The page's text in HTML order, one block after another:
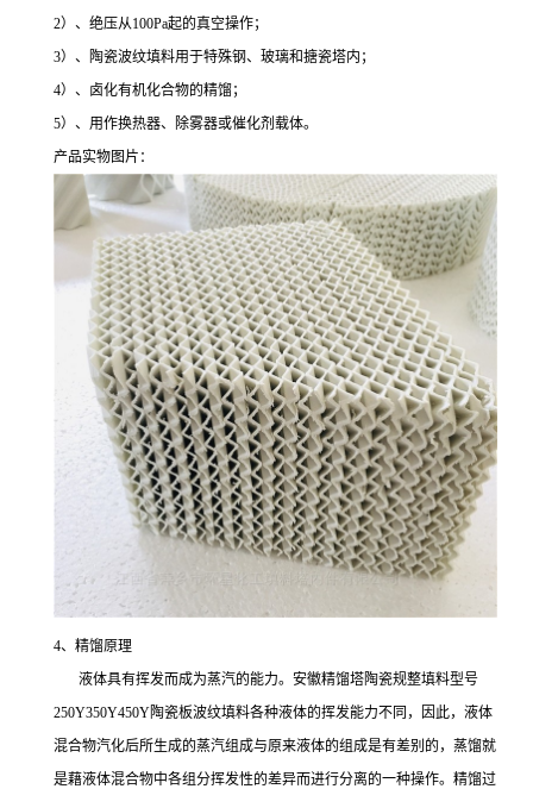
2）、绝压从100Pa起的真空操作；
3）、陶瓷波纹填料用于特殊钢、玻璃和搪瓷塔内；
4）、卤化有机化合物的精馏；
5）、用作换热器、除雾器或催化剂载体。
产品实物图片：
4、精馏原理
液体具有挥发而成为蒸汽的能力。安徽精馏塔陶瓷规整填料型号
250Y350Y450Y陶瓷板波纹填料各种液体的挥发能力不同，因此，液体
混合物汽化后所生成的蒸汽组成与原来液体的组成是有差别的，蒸馏就
是藉液体混合物中各组分挥发性的差异而进行分离的一种操作。精馏过